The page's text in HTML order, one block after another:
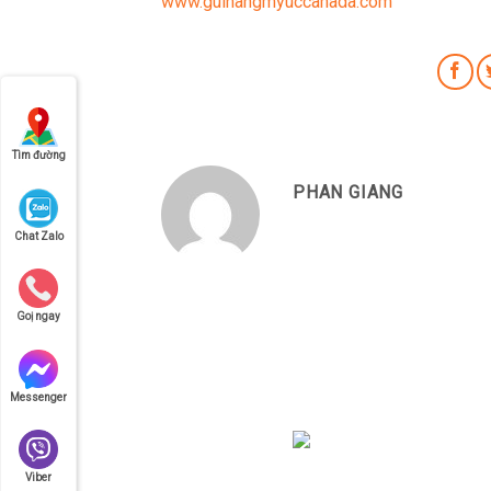
PHAN GIANG
Tìm đường
Chat Zalo
Goị ngay
Messenger
Viber